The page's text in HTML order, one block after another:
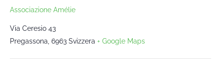
Associazione Amélie
Via Ceresio 43
Pregassona 6963 Svizzera + Google Maps